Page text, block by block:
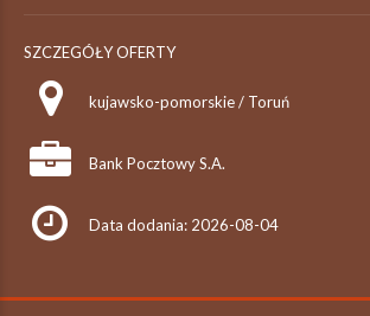
SZCZEGÓŁY OFERTY
kujawsko-pomorskie / Toruń
Bank Pocztowy S.A.
Data dodania: 2026-08-04